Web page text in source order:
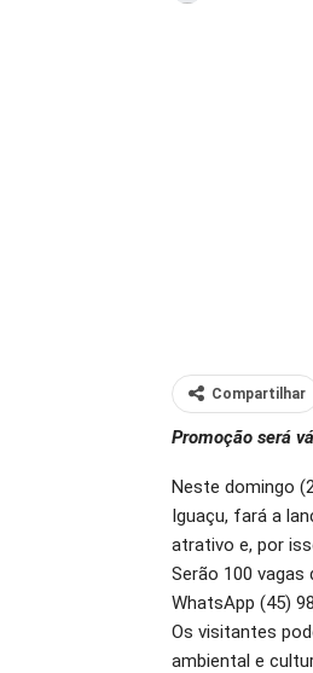
Compartilhar
Promoção será
Neste domingo
Iguaçu, fará a
atrativo e, por
Serão 100 vagas
WhatsApp (45)
Os visitantes
ambiental e